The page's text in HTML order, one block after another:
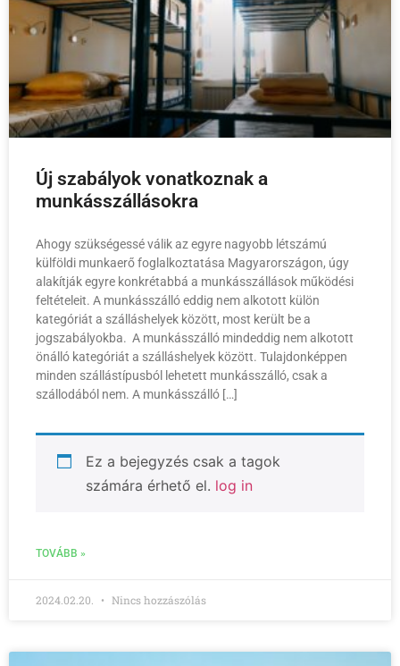
Új szabályok vonatkoznak a
munkásszállásokra
Ahogy szükségessé válik az egyre nagyobb létszámú
külföldi munkaerő foglalkoztatása Magyarországon, úgy
alakítják egyre konkrétabbá a munkásszállások működési
feltételeit. A munkásszálló eddig nem alkotott külön
kategóriát a szálláshelyek között, most került be a
jogszabályokba. A munkásszálló mindeddig nem alkotott
önálló kategóriát a szálláshelyek között. Tulajdonképpen
minden szállástípusból lehetett munkásszálló, csak a
szállodából nem. A munkásszálló […]
Ez a bejegyzés csak a tagok
számára érhető el. log in
TOVÁBB »
2024.02.20. Nincs hozzászólás